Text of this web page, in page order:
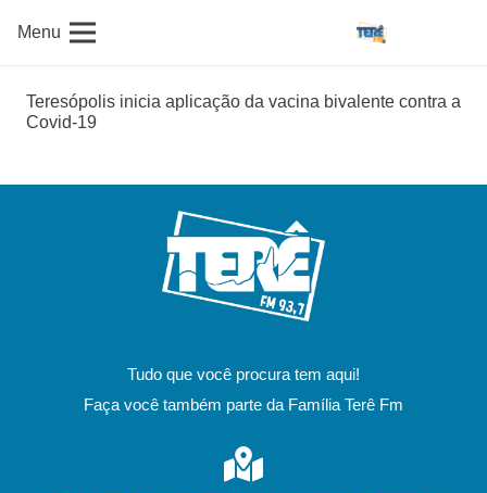
Menu
Teresópolis inicia aplicação da vacina bivalente contra a
Covid-19
Tudo que você procura tem aqui!
Faça você também parte da Família Terê Fm